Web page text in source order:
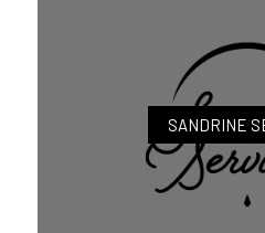
SANDRINE